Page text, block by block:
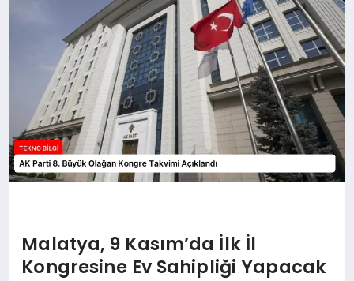
Malatya, 9 Kasım’da İlk İl
Kongresine Ev Sahipliği Yapacak